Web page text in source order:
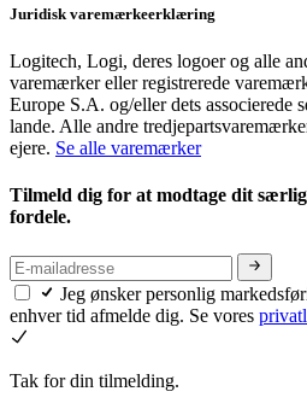
Juridisk varemærkeerklæring
Logitech, Logi, deres logoer og alle
varemærker eller registrerede
Europe S.A. og/eller dets associerede
lande. Alle andre
ejere. Se alle varemærker
Tilmeld dig for at modtage dit
fordele.
Jeg ønsker personlig
enhver tid afmelde dig. Se vores
Tak for din tilmelding.